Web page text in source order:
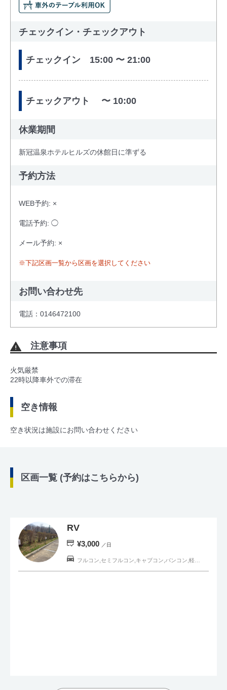
チェックイン・チェックアウト
チェックイン 15:00 〜 21:00
チェックアウト 〜 10:00
休業期間
新冠温泉ホテルヒルズの休館日に準ずる
予約方法
WEB予約: ×
電話予約: ◯
メール予約: ×
※下記区画一覧から区画を選択してください
お問い合わせ先
電話：0146472100
注意事項
火気厳禁
22時以降車外での滞在
空き情報
空き状況は施設にお問い合わせください
区画一覧 (予約はこちらから)
RV
¥3,000 ／日